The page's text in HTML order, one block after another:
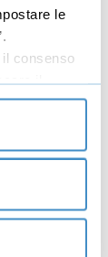
le
il consenso
il
e
al corretto
di avere